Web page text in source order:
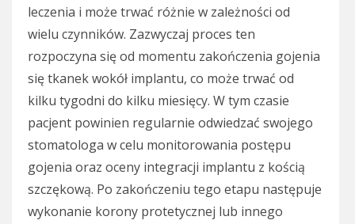
leczenia i może trwać różnie w zależności od
wielu czynników. Zazwyczaj proces ten
rozpoczyna się od momentu zakończenia gojenia
się tkanek wokół implantu, co może trwać od
kilku tygodni do kilku miesięcy. W tym czasie
pacjent powinien regularnie odwiedzać swojego
stomatologa w celu monitorowania postępu
gojenia oraz oceny integracji implantu z kością
szczękową. Po zakończeniu tego etapu następuje
wykonanie korony protetycznej lub innego